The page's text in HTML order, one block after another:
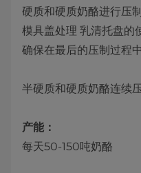
硬质和硬质奶酪进行压
模具盖处理 乳清托盘的
确保在最后的压制过程
半硬质和硬质奶酪连续
产能：
每天50-150吨奶酪